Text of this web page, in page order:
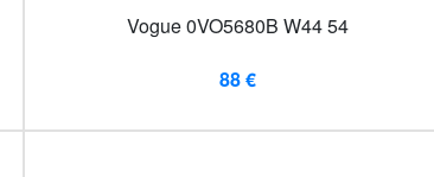
Vogue 0VO5680B W44 54
88 €